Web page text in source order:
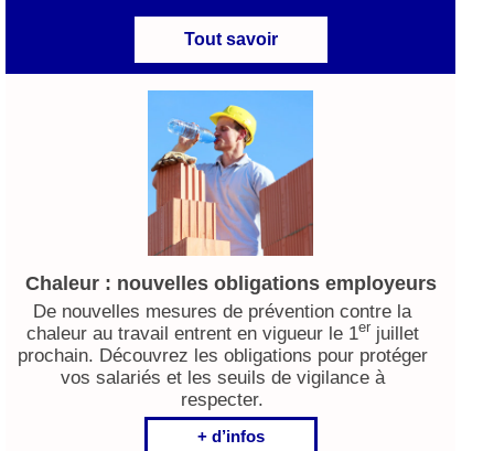
Tout savoir
Chaleur : nouvelles obligations employeurs
De nouvelles mesures de prévention contre la
chaleur au travail entrent en vigueur le 1er juillet
prochain. Découvrez les obligations pour protéger
vos salariés et les seuils de vigilance à
respecter.
+ d’infos